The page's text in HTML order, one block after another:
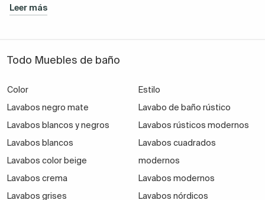
Leer más
Todo Muebles de baño
Color
Lavabos negro mate
Lavabos blancos y negros
Lavabos blancos
Lavabos color beige
Lavabos crema
Lavabos grises
Estilo
Lavabo de baño rústico
Lavabos rústicos modernos
Lavabos cuadrados
modernos
Lavabos modernos
Lavabos nórdicos